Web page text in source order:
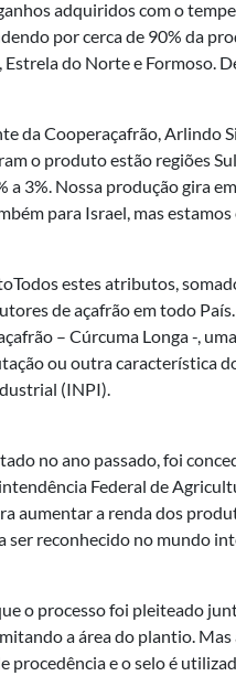
adquiridos com o
por cerca de 90% da
do Norte e Formoso.
da Cooperaçafrão, Arlindo
o produto estão regiões
a 3%. Nossa produção gira
para Israel, mas
estes atributos,
de açafrão em todo
– Cúrcuma Longa -,
ou outra característica
(INPI).
no ano passado, foi
Federal de
aumentar a renda dos
ser reconhecido no mundo
o processo foi pleiteado
a área do plantio.
procedência e o selo é